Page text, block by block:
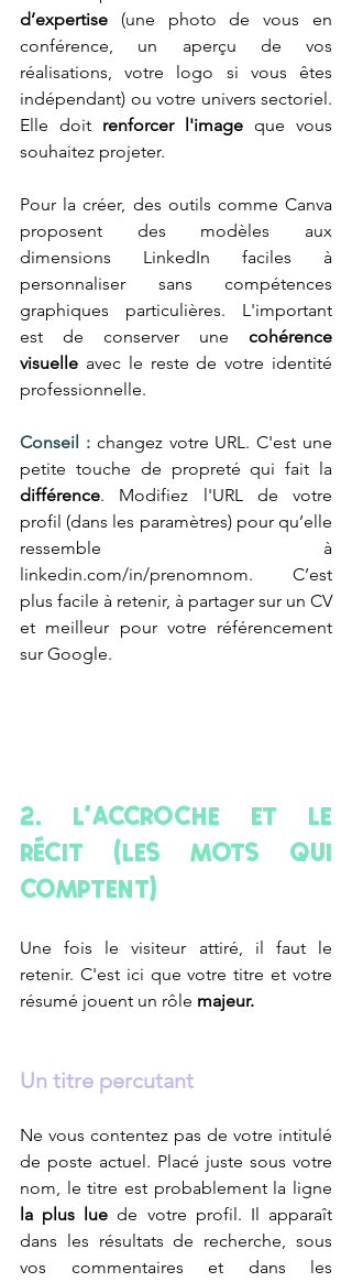
d’expertise (une photo de vous en
conférence, un aperçu de vos
réalisations, votre logo si vous êtes
indépendant) ou votre univers sectoriel.
Elle doit renforcer l'image que vous
souhaitez projeter.
Pour la créer, des outils comme Canva
proposent des modèles aux
dimensions LinkedIn faciles à
personnaliser sans compétences
graphiques particulières. L'important
est de conserver une cohérence
visuelle avec le reste de votre identité
professionnelle.
Conseil : changez votre URL. C'est une
petite touche de propreté qui fait la
différence. Modifiez l'URL de votre
profil (dans les paramètres) pour qu’elle
linkedin.com/in/prenomnom. C’est
plus facile à retenir, à partager sur un CV
et meilleur pour votre référencement
sur Google.
2. L'Accroche et le
Récit (Les Mots qui
Comptent)
Une fois le visiteur attiré, il faut le
retenir. C'est ici que votre titre et votre
résumé jouent un rôle majeur.
Un titre percutant
Ne vous contentez pas de votre intitulé
de poste actuel. Placé juste sous votre
la plus lue de votre profil. Il apparaît
dans les résultats de recherche, sous
vos commentaires et dans les